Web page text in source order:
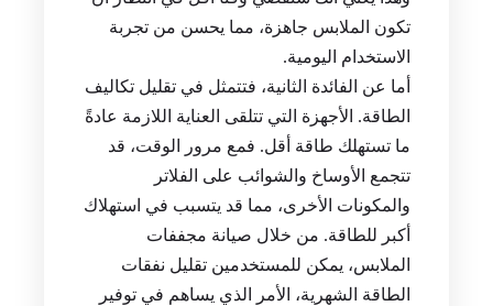
تكون الملابس جاهزة، مما يحسن من تجربة
الاستخدام اليومية.
أما عن الفائدة الثانية، فتتمثل في تقليل تكاليف
الطاقة. الأجهزة التي تتلقى العناية اللازمة عادةً
ما تستهلك طاقة أقل. فمع مرور الوقت، قد
تتجمع الأوساخ والشوائب على الفلاتر
والمكونات الأخرى، مما قد يتسبب في استهلاك
أكبر للطاقة. من خلال صيانة مجففات
الملابس، يمكن للمستخدمين تقليل نفقات
الطاقة الشهرية، الأمر الذي يساهم في توفير